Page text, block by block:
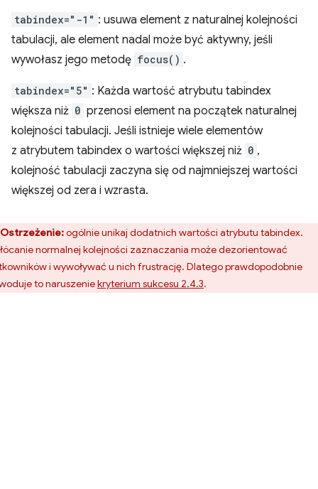
tabindex="-1" : usuwa element z naturalnej kolejności
tabulacji, ale element nadal może być aktywny, jeśli
wywołasz jego metodę focus() .
tabindex="5" : Każda wartość atrybutu tabindex
większa niż 0 przenosi element na początek naturalnej
kolejności tabulacji. Jeśli istnieje wiele elementów
z atrybutem tabindex o wartości większej niż 0 ,
kolejność tabulacji zaczyna się od najmniejszej wartości
większej od zera i wzrasta.
Ostrzeżenie:ogólnie unikaj dodatnich wartości atrybutu tabindex.
normalnej kolejności zaznaczania może dezorientować
i wywoływać u nich frustrację. Dlatego prawdopodobnie
to naruszeniekryterium sukcesu 2.4.3.